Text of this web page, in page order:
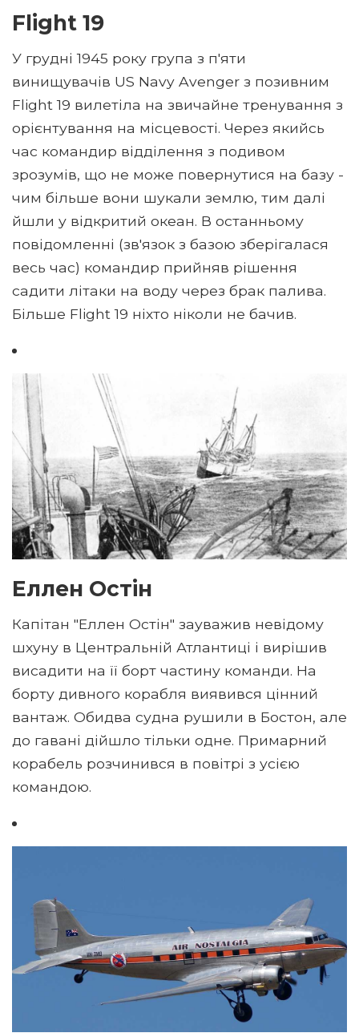
Flight 19
У грудні 1945 року група з п'яти
винищувачів US Navy Avenger з позивним
Flight 19 вилетіла на звичайне тренування з
орієнтування на місцевості. Через якийсь
час командир відділення з подивом
зрозумів, що не може повернутися на базу -
чим більше вони шукали землю, тим далі
йшли у відкритий океан. В останньому
повідомленні (зв'язок з базою зберігалася
весь час) командир прийняв рішення
садити літаки на воду через брак палива.
Більше Flight 19 ніхто ніколи не бачив.
Еллен Остін
Капітан "Еллен Остін" зауважив невідому
шхуну в Центральній Атлантиці і вирішив
висадити на її борт частину команди. На
борту дивного корабля виявився цінний
вантаж. Обидва судна рушили в Бостон, але
до гавані дійшло тільки одне. Примарний
корабель розчинився в повітрі з усією
командою.